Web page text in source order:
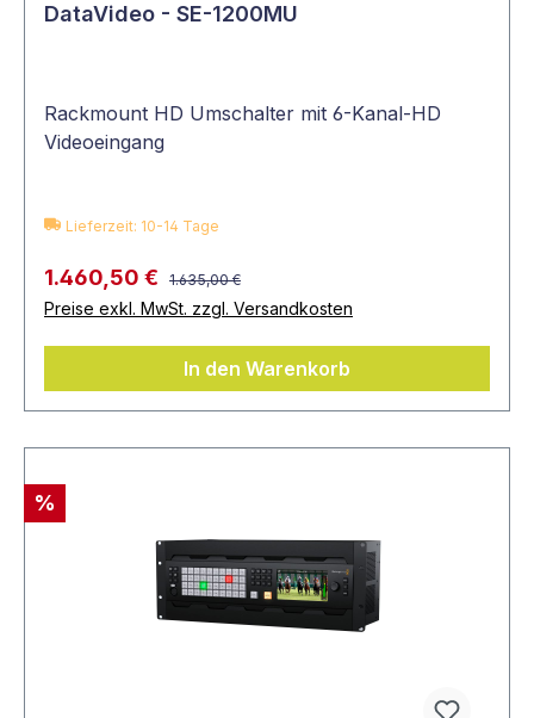
DataVideo - SE-1200MU
Rackmount HD Umschalter mit 6-Kanal-HD
Videoeingang
Lieferzeit: 10-14 Tage
1.460,50 € 1.635,00 €
Preise exkl. MwSt. zzgl. Versandkosten
In den Warenkorb
%